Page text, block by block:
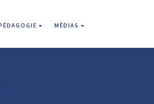
MÉDIAS